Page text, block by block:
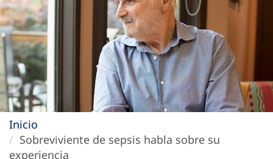
Inicio
Sobreviviente de sepsis habla sobre su
experiencia